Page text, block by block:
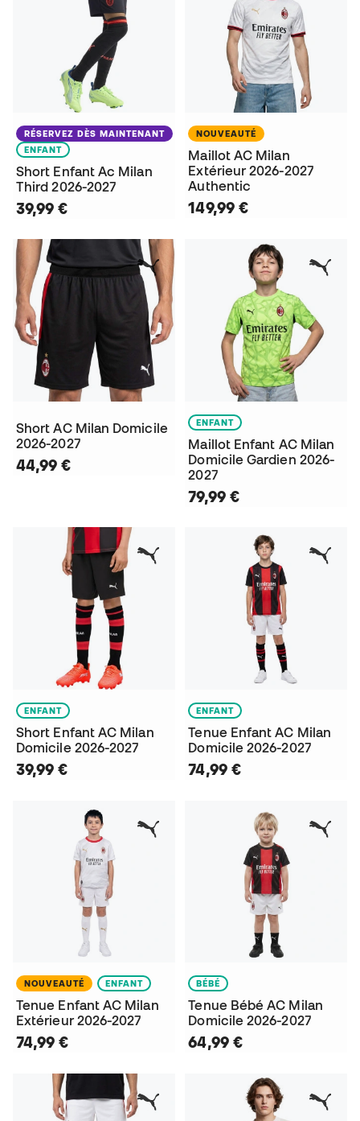
RÉSERVEZ DÈS MAINTENANT
ENFANT
Short Enfant Ac Milan
Third 2026-2027
39,99 €
NOUVEAUTÉ
Maillot AC Milan
Extérieur 2026-2027
Authentic
149,99 €
Short AC Milan Domicile
2026-2027
44,99 €
ENFANT
Maillot Enfant AC Milan
Domicile Gardien 2026-
2027
79,99 €
ENFANT
Short Enfant AC Milan
Domicile 2026-2027
39,99 €
ENFANT
Tenue Enfant AC Milan
Domicile 2026-2027
74,99 €
NOUVEAUTÉ ENFANT
Tenue Enfant AC Milan
Extérieur 2026-2027
74,99 €
BÉBÉ
Tenue Bébé AC Milan
Domicile 2026-2027
64,99 €